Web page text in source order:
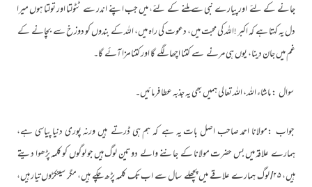
جانے کے لئے اور پیارے نبی سے ملنے کے لئے، میں جب اپنے اندر سے ٹٹولتا اور تولتا ہوں میرا
دل یہ کہتا ہے کہ اکبر !اللہ کی محبت میں، دعوت کی راہ میں، اللہ کے بندوں کو دوزخ سے بچانے کے
غم میں جان دینا، یوں ہی مرنے سے کتنا اچھا لگے گا اور کتنا مزا آئے گا۔
سوال : ماشاء اللہ، اللہ تعالی ہمیں بھی یہ جذبہ عطا فرمائیں۔
جواب :مولانا احمد صاحب اصل بات یہ ہے کہ ہم ہی ڈرتے ہیں ورنہ پوری دنیا پیاسی ہے،
ہمارے علاقہ میں بس حضرت مولانا کے جاننے والے دو تین لوگ ہیں جو لوگوں کو کلمہ پڑھوا دیتے
ہیں، ۲۵/ لوگ ہمارے علاقے میں پچھلے سال سے اب تک کلمہ پڑھ چکے ہیں، مگر سینکڑوں تیار ہیں،